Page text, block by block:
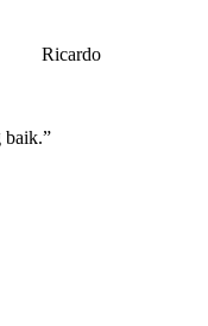
Ricardo
baik.”